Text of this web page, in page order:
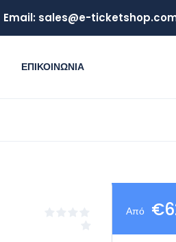
Email: sales@e-
ΕΠΙΚΟΙΝΩΝΙΑ
Από